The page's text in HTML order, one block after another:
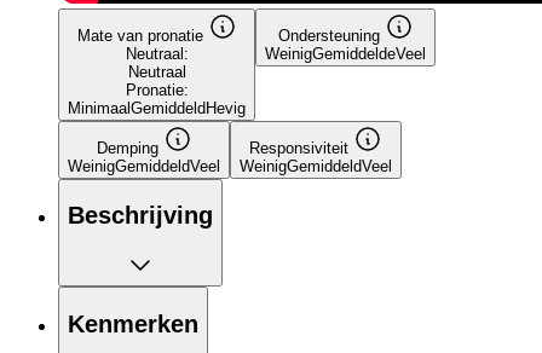
Mate van pronatie
Neutraal:
Neutraal
Pronatie:
Minimaal Gemiddeld Hevig
Ondersteuning
WeinigGemiddeldeVeel
Demping
WeinigGemiddeldVeel
Responsiviteit
WeinigGemiddeldVeel
Beschrijving
Kenmerken